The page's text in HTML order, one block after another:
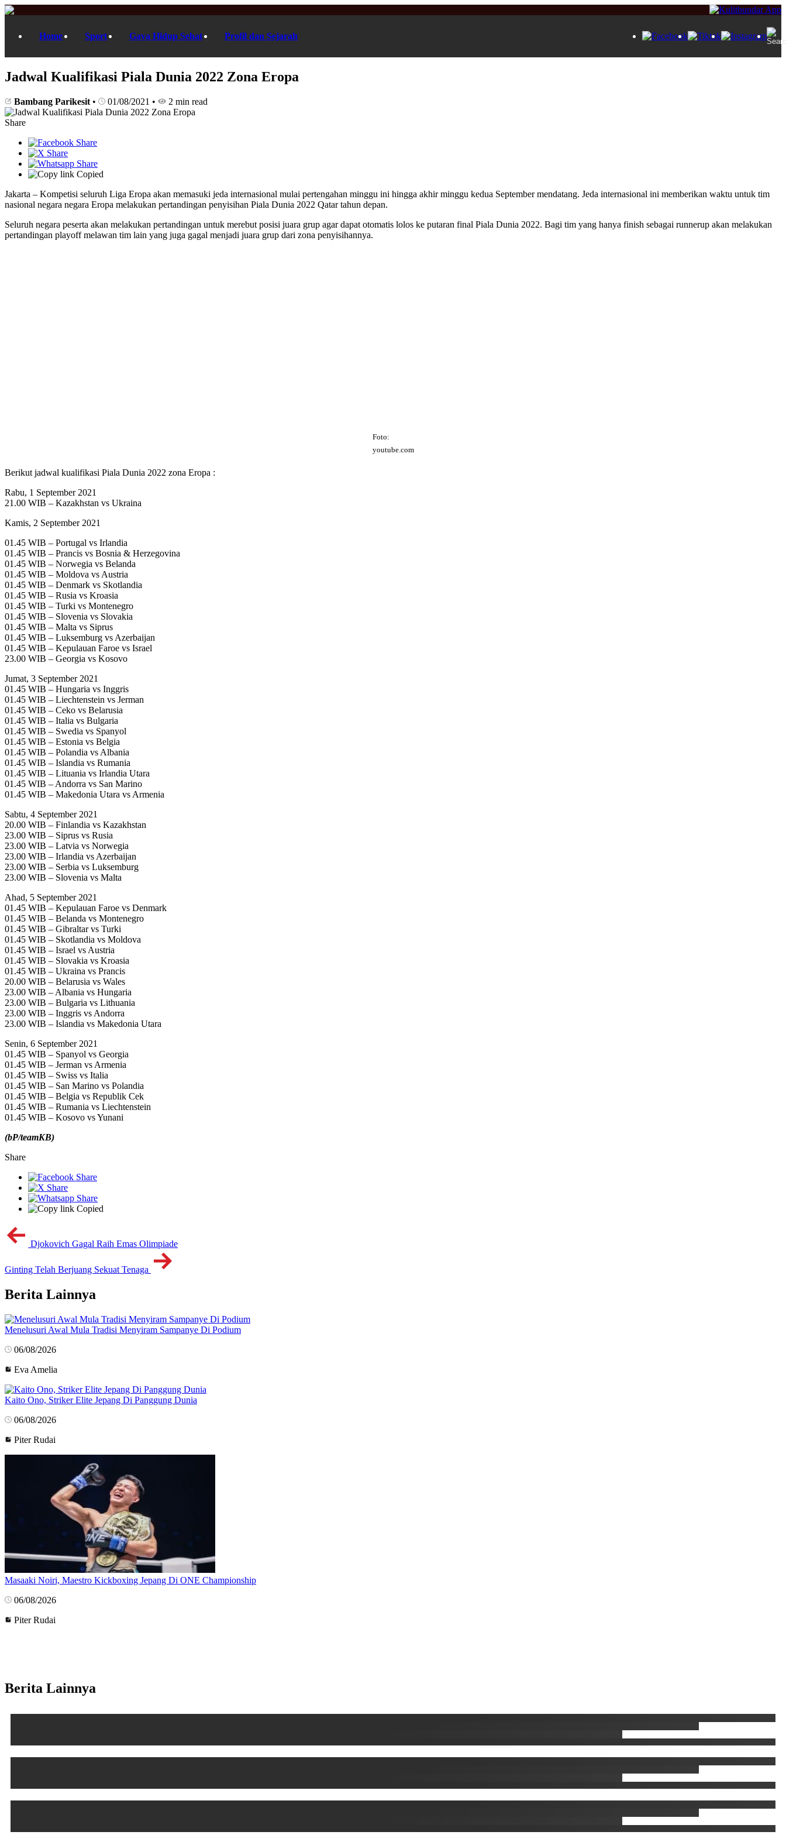
Home Sport Gaya Hidup Sehat Profil dan Sejarah
Jadwal Kualifikasi Piala Dunia 2022 Zona Eropa
Bambang Parikesit • 01/08/2021 • 2 min read
Share
Copied
Jakarta – Kompetisi seluruh Liga Eropa akan memasuki jeda internasional mulai pertengahan minggu ini hingga akhir minggu kedua September mendatang. Jeda internasional ini memberikan waktu untuk tim
nasional negara negara Eropa melakukan pertandingan penyisihan Piala Dunia 2022 Qatar tahun depan.
Seluruh negara peserta akan melakukan pertandingan untuk merebut posisi juara grup agar dapat otomatis lolos ke putaran final Piala Dunia 2022. Bagi tim yang hanya finish sebagai runnerup akan melakukan
pertandingan playoff melawan tim lain yang juga gagal menjadi juara grup dari zona penyisihannya.
Foto:
youtube.com
Berikut jadwal kualifikasi Piala Dunia 2022 zona Eropa :
Rabu, 1 September 2021
21.00 WIB – Kazakhstan vs Ukraina
Kamis, 2 September 2021
01.45 WIB – Portugal vs Irlandia
01.45 WIB – Prancis vs Bosnia & Herzegovina
01.45 WIB – Norwegia vs Belanda
01.45 WIB – Moldova vs Austria
01.45 WIB – Denmark vs Skotlandia
01.45 WIB – Rusia vs Kroasia
01.45 WIB – Turki vs Montenegro
01.45 WIB – Slovenia vs Slovakia
01.45 WIB – Malta vs Siprus
01.45 WIB – Luksemburg vs Azerbaijan
01.45 WIB – Kepulauan Faroe vs Israel
23.00 WIB – Georgia vs Kosovo
Jumat, 3 September 2021
01.45 WIB – Hungaria vs Inggris
01.45 WIB – Liechtenstein vs Jerman
01.45 WIB – Ceko vs Belarusia
01.45 WIB – Italia vs Bulgaria
01.45 WIB – Swedia vs Spanyol
01.45 WIB – Estonia vs Belgia
01.45 WIB – Polandia vs Albania
01.45 WIB – Islandia vs Rumania
01.45 WIB – Lituania vs Irlandia Utara
01.45 WIB – Andorra vs San Marino
01.45 WIB – Makedonia Utara vs Armenia
Sabtu, 4 September 2021
20.00 WIB – Finlandia vs Kazakhstan
23.00 WIB – Siprus vs Rusia
23.00 WIB – Latvia vs Norwegia
23.00 WIB – Irlandia vs Azerbaijan
23.00 WIB – Serbia vs Luksemburg
23.00 WIB – Slovenia vs Malta
Ahad, 5 September 2021
01.45 WIB – Kepulauan Faroe vs Denmark
01.45 WIB – Belanda vs Montenegro
01.45 WIB – Gibraltar vs Turki
01.45 WIB – Skotlandia vs Moldova
01.45 WIB – Israel vs Austria
01.45 WIB – Slovakia vs Kroasia
01.45 WIB – Ukraina vs Prancis
20.00 WIB – Belarusia vs Wales
23.00 WIB – Albania vs Hungaria
23.00 WIB – Bulgaria vs Lithuania
23.00 WIB – Inggris vs Andorra
23.00 WIB – Islandia vs Makedonia Utara
Senin, 6 September 2021
01.45 WIB – Spanyol vs Georgia
01.45 WIB – Jerman vs Armenia
01.45 WIB – Swiss vs Italia
01.45 WIB – San Marino vs Polandia
01.45 WIB – Belgia vs Republik Cek
01.45 WIB – Rumania vs Liechtenstein
01.45 WIB – Kosovo vs Yunani
(bP/teamKB)
Share
Copied
Djokovich Gagal Raih Emas Olimpiade
Ginting Telah Berjuang Sekuat Tenaga
Berita Lainnya
Menelusuri Awal Mula Tradisi Menyiram Sampanye Di Podium
06/08/2026
Eva Amelia
Kaito Ono, Striker Elite Jepang Di Panggung Dunia
06/08/2026
Piter Rudai
Masaaki Noiri, Maestro Kickboxing Jepang Di ONE Championship
06/08/2026
Piter Rudai
Berita Lainnya